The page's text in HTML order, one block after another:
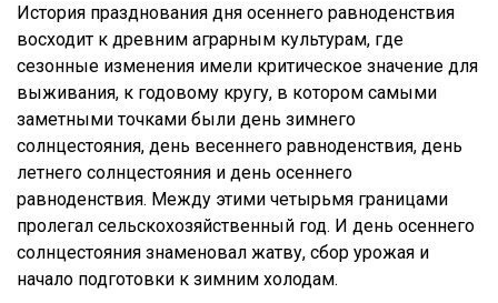
История празднования дня осеннего равноденствия
восходит к древним аграрным культурам, где
сезонные изменения имели критическое значение для
выживания, к годовому кругу, в котором самыми
заметными точками были день зимнего
солнцестояния, день весеннего равноденствия, день
летнего солнцестояния и день осеннего
равноденствия. Между этими четырьмя границами
пролегал сельскохозяйственный год. И день осеннего
солнцестояния знаменовал жатву, сбор урожая и
начало подготовки к зимним холодам.